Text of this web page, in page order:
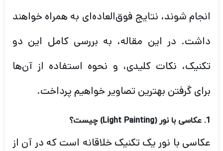
انجام شوند، نتایج فوق‌العاده‌ای به همراه خواهند
داشت. در این مقاله، به بررسی کامل این دو
تکنیک، نکات کلیدی، و نحوه استفاده از آن‌ها
برای گرفتن بهترین تصاویر خواهیم پرداخت.
1. عکاسی با نور (Light Painting) چیست؟
عکاسی با نور یک تکنیک خلاقانه است که در آن از